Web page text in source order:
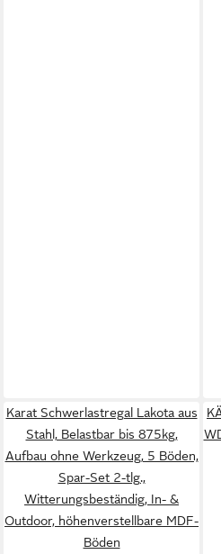
Karat Schwerlastregal Lakota aus
Stahl, Belastbar bis 875kg,
Aufbau ohne Werkzeug, 5 Böden,
Spar-Set 2-tlg.,
Witterungsbeständig, In- &
Outdoor, höhenverstellbare MDF-
Böden